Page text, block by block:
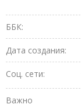
ББК:
Дата создания:
Соц. сети:
Важно